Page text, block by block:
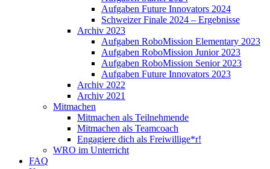
Aufgaben Future Innovators 2024
Schweizer Finale 2024 – Ergebnisse
Archiv 2023
Aufgaben RoboMission Elementary 2023
Aufgaben RoboMission Junior 2023
Aufgaben RoboMission Senior 2023
Aufgaben Future Innovators 2023
Archiv 2022
Archiv 2021
Mitmachen
Mitmachen als Teilnehmende
Mitmachen als Teamcoach
Engagiere dich als Freiwillige*r!
WRO im Unterricht
FAQ